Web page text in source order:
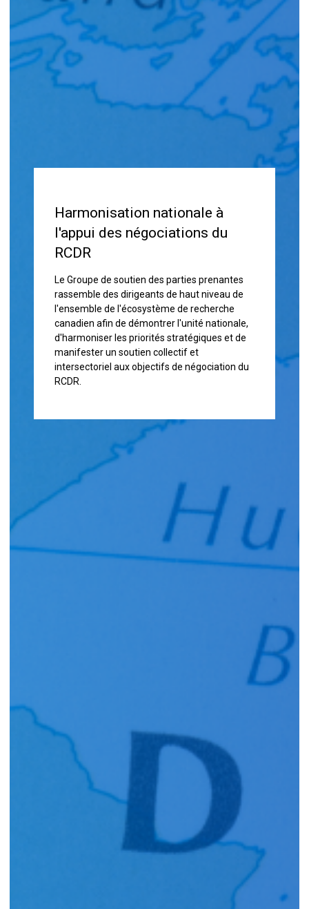
Harmonisation nationale à
l'appui des négociations du
RCDR
Le Groupe de soutien des parties prenantes
rassemble des dirigeants de haut niveau de
l'ensemble de l'écosystème de recherche
canadien afin de démontrer l'unité nationale,
d'harmoniser les priorités stratégiques et de
manifester un soutien collectif et
intersectoriel aux objectifs de négociation du
RCDR.